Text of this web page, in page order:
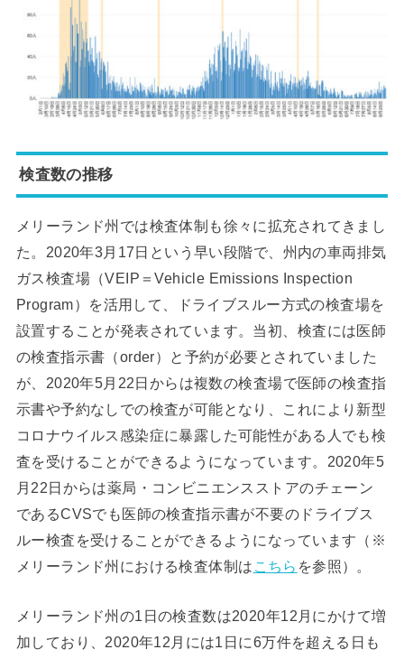
検査数の推移
メリーランド州では検査体制も徐々に拡充されてきまし
た。2020年3月17日という早い段階で、州内の車両排気
ガス検査場（VEIP＝Vehicle Emissions Inspection
Program）を活用して、ドライブスルー方式の検査場を
設置することが発表されています。当初、検査には医師
の検査指示書（order）と予約が必要とされていました
が、2020年5月22日からは複数の検査場で医師の検査指
示書や予約なしでの検査が可能となり、これにより新型
コロナウイルス感染症に暴露した可能性がある人でも検
査を受けることができるようになっています。2020年5
月22日からは薬局・コンビニエンスストアのチェーン
であるCVSでも医師の検査指示書が不要のドライブス
ルー検査を受けることができるようになっています（※
メリーランド州における検査体制は こちら を参照）。
メリーランド州の1日の検査数は2020年12月にかけて増
加しており、2020年12月には1日に6万件を超える日も